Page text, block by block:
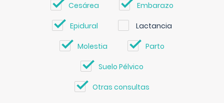
Cesárea Embarazo
Epidural Lactancia
Molestia Parto
Suelo Pélvico
Otras consultas